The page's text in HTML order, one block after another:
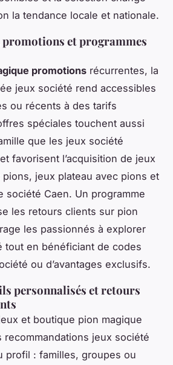
la tendance locale et nationale.
promotions et programmes
promotions récurrentes, la
jeux société rend accessibles
ou récents à des tarifs
spéciales touchent aussi
que les jeux société
favorisent l’acquisition de jeux
jeux plateau avec pions et
société Caen. Un programme
les retours clients sur pion
les passionnés à explorer
tout en bénéficiant de codes
ou d’avantages exclusifs.
personnalisés et retours
et boutique pion magique
recommandations jeux société
profil : familles, groupes ou